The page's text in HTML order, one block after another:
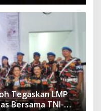
Tegaskan LMP
Bersama TNI-